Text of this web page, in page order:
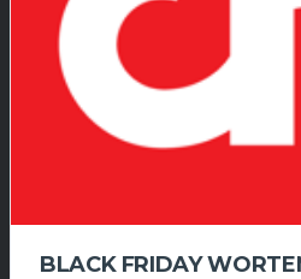
BLACK FRIDAY